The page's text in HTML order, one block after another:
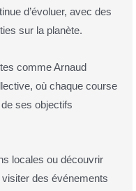
d’évoluer, avec des
sur la planète.
comme Arnaud
où chaque course
ses objectifs
locales ou découvrir
visiter des événements